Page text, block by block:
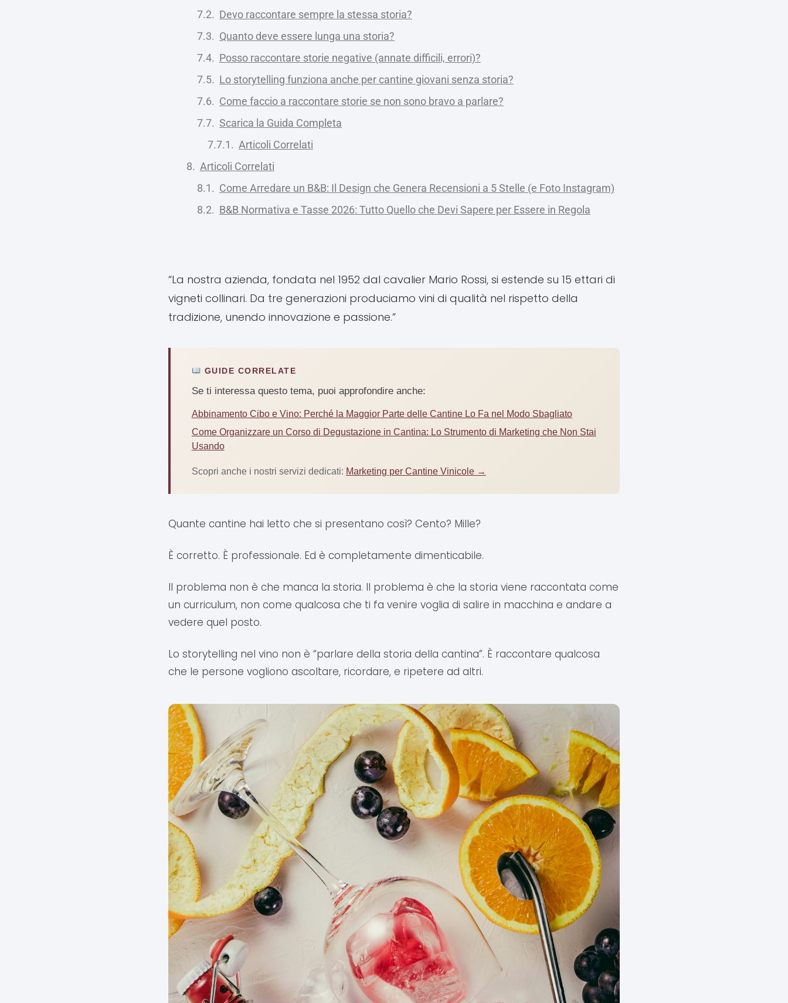
Devo raccontare sempre la stessa storia?
Quanto deve essere lunga una storia?
Posso raccontare storie negative (annate difficili, errori)?
Lo storytelling funziona anche per cantine giovani senza storia?
Come faccio a raccontare storie se non sono bravo a parlare?
Scarica la Guida Completa
Articoli Correlati
Articoli Correlati
Come Arredare un B&B: Il Design che Genera Recensioni a 5 Stelle (e Foto Instagram)
B&B Normativa e Tasse 2026: Tutto Quello che Devi Sapere per Essere in Regola
“La nostra azienda, fondata nel 1952 dal cavalier Mario Rossi, si estende su 15 ettari di
vigneti collinari. Da tre generazioni produciamo vini di qualità nel rispetto della
tradizione, unendo innovazione e passione.”
GUIDE CORRELATE
Se ti interessa questo tema, puoi approfondire anche:
Abbinamento Cibo e Vino: Perché la Maggior Parte delle Cantine Lo Fa nel Modo Sbagliato
Come Organizzare un Corso di Degustazione in Cantina: Lo Strumento di Marketing che Non Stai
Usando
Scopri anche i nostri servizi dedicati: Marketing per Cantine Vinicole →
Quante cantine hai letto che si presentano così? Cento? Mille?
È corretto. È professionale. Ed è completamente dimenticabile.
Il problema non è che manca la storia. Il problema è che la storia viene raccontata come
un curriculum, non come qualcosa che ti fa venire voglia di salire in macchina e andare a
vedere quel posto.
Lo storytelling nel vino non è “parlare della storia della cantina”. È raccontare qualcosa
che le persone vogliono ascoltare, ricordare, e ripetere ad altri.